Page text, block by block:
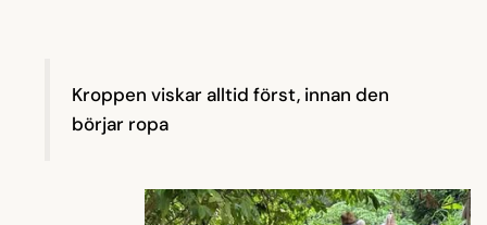
Kroppen viskar alltid först, innan den
börjar ropa